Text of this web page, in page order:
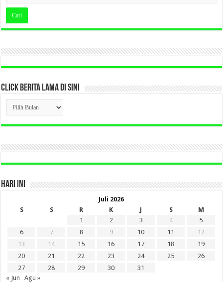
CLICK BERITA LAMA DI SINI
CLICK
BERITA
LAMA
DI
HARI INI
Juli 2026
S
S R K J S
M
1
2 3 4
5
6
7 8 9 10 11
12
13
14 15 16 17 18
19
20
21 22 23 24 25
26
27
28 29 30
31
« Jun
Agu »